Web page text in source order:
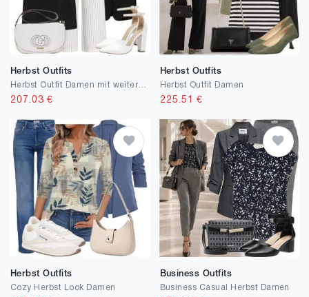
Herbst Outfits
Herbst Outfit Damen mit weiter Hose
207.03 €
Herbst Outfits
Herbst Outfit Damen
225.51 €
Herbst Outfits
Cozy Herbst Look Damen
Business Outfits
Business Casual Herbst Damen